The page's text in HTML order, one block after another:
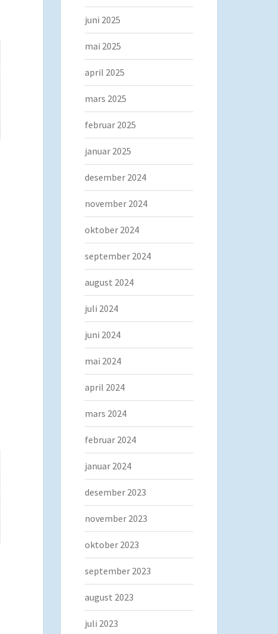
juni 2025
mai 2025
april 2025
mars 2025
februar 2025
januar 2025
desember 2024
november 2024
oktober 2024
september 2024
august 2024
juli 2024
juni 2024
mai 2024
april 2024
mars 2024
februar 2024
januar 2024
desember 2023
november 2023
oktober 2023
september 2023
august 2023
juli 2023